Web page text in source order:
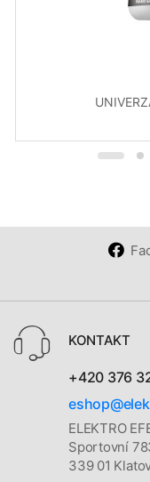
KONTAKT
+420 376
ELEKTRO
Sportovní
339 01